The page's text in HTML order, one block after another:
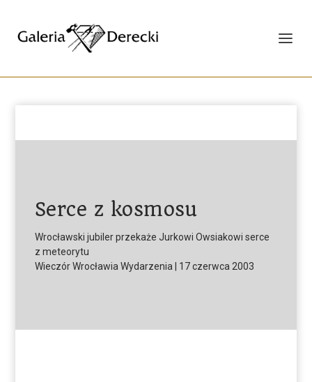
Serce z kosmosu
Wrocławski jubiler przekaże Jurkowi Owsiakowi serce
z meteorytu
Wieczór Wrocławia Wydarzenia | 17 czerwca 2003